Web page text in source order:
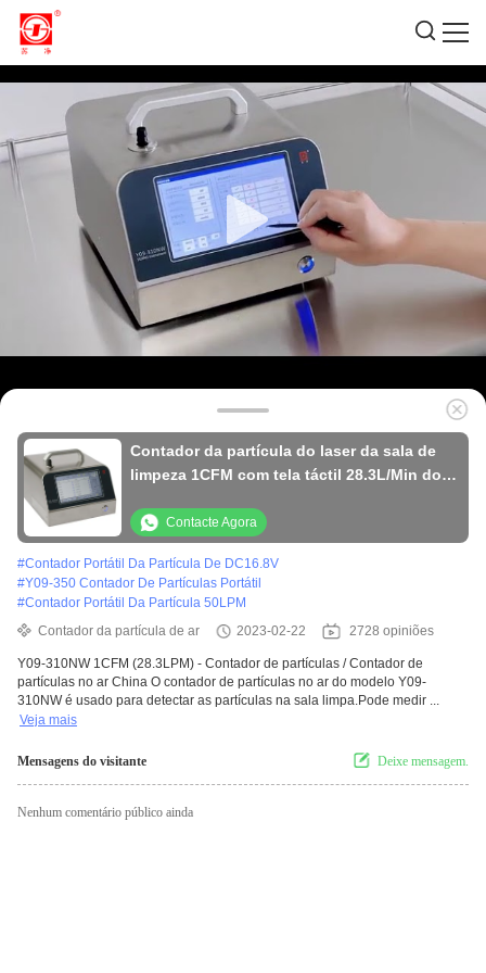
Contador da partícula do laser da sala de
limpeza 1CFM com tela táctil 28.3L/Min do
Contacte Agora
#Contador Portátil Da Partícula De DC16.8V
#Y09-350 Contador De Partículas Portátil
#Contador Portátil Da Partícula 50LPM
Contador da partícula de ar
2023-02-22 2728 opiniões
Y09-310NW 1CFM (28.3LPM) - Contador de partículas / Contador de
partículas no ar China O contador de partículas no ar do modelo Y09-
310NW é usado para detectar as partículas na sala limpa.Pode medir ...
Veja mais
Mensagens do visitante Deixe mensagem.
Nenhum comentário público ainda